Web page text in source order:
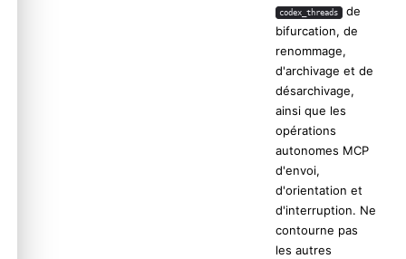
codex_threads de
bifurcation, de
renommage,
d'archivage et de
désarchivage,
ainsi que les
opérations
autonomes MCP
d'envoi,
d'orientation et
d'interruption. Ne
contourne pas
les autres